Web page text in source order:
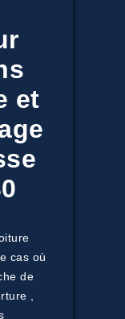
et
cas où
de
,